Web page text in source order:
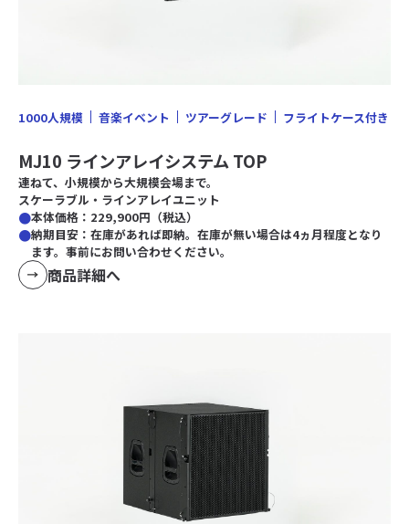
1000人規模 音楽イベント ツアーグレード フライトケース付き
MJ10 ラインアレイシステム TOP
連ねて、小規模から大規模会場まで。
スケーラブル・ラインアレイユニット
本体価格：229,900円（税込）
納期目安：在庫があれば即納。在庫が無い場合は4ヵ月程度となり
ます。事前にお問い合わせください。
商品詳細へ